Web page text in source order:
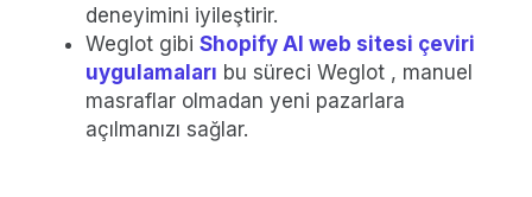
deneyimini iyileştirir.
Weglot gibi Shopify AI web sitesi çeviri
uygulamaları bu süreci Weglot , manuel
masraflar olmadan yeni pazarlara
açılmanızı sağlar.